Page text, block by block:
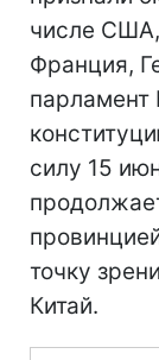
числе США,
Франция,
парламент
силу 15
точку
Китай.